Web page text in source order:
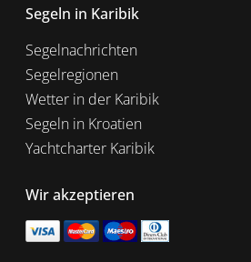
Segeln in Karibik
Segelnachrichten
Segelregionen
Wetter in der Karibik
Segeln in Kroatien
Yachtcharter Karibik
Wir akzeptieren